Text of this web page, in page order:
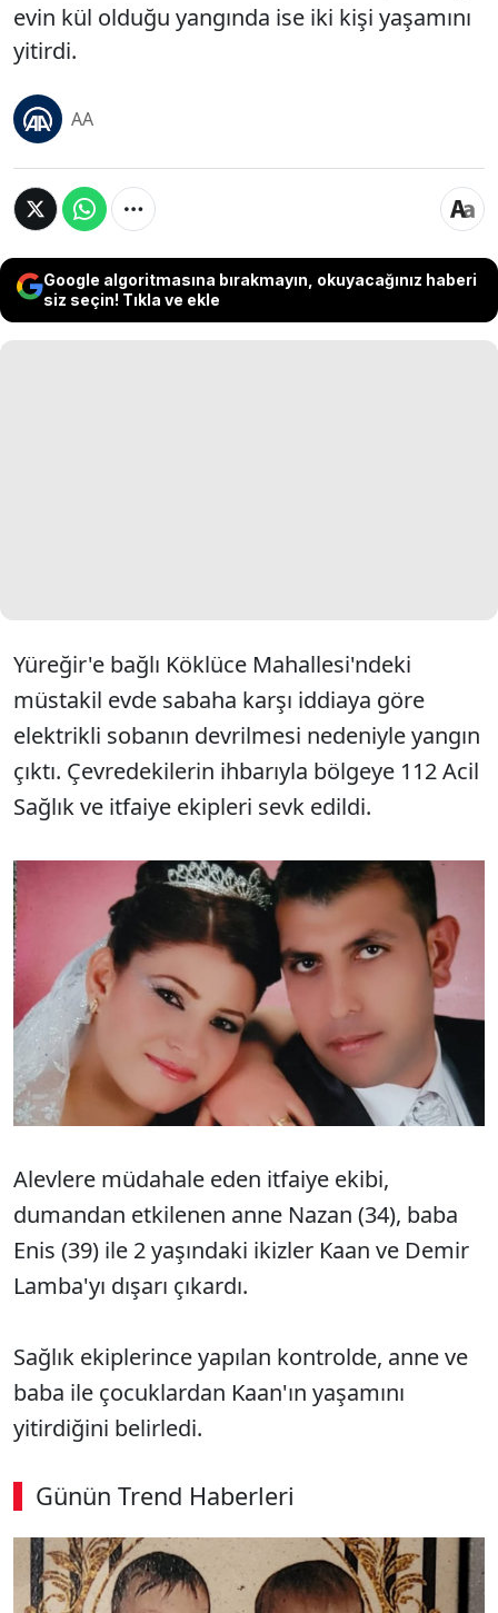
evin kül olduğu yangında ise iki kişi yaşamını
yitirdi.
AA
Google algoritmasına bırakmayın, okuyacağınız haberi
siz seçin! Tıkla ve ekle
Yüreğir'e bağlı Köklüce Mahallesi'ndeki
müstakil evde sabaha karşı iddiaya göre
elektrikli sobanın devrilmesi nedeniyle yangın
çıktı. Çevredekilerin ihbarıyla bölgeye 112 Acil
Sağlık ve itfaiye ekipleri sevk edildi.
Alevlere müdahale eden itfaiye ekibi,
dumandan etkilenen anne Nazan (34), baba
Enis (39) ile 2 yaşındaki ikizler Kaan ve Demir
Lamba'yı dışarı çıkardı.
Sağlık ekiplerince yapılan kontrolde, anne ve
baba ile çocuklardan Kaan'ın yaşamını
yitirdiğini belirledi.
Günün Trend Haberleri